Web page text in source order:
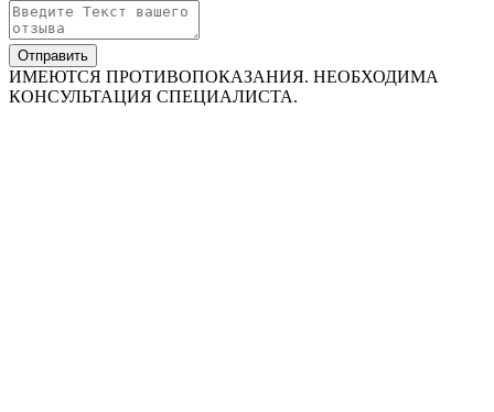
Отправить
ИМЕЮТСЯ ПРОТИВОПОКАЗАНИЯ. НЕОБХОДИМА
КОНСУЛЬТАЦИЯ СПЕЦИАЛИСТА.